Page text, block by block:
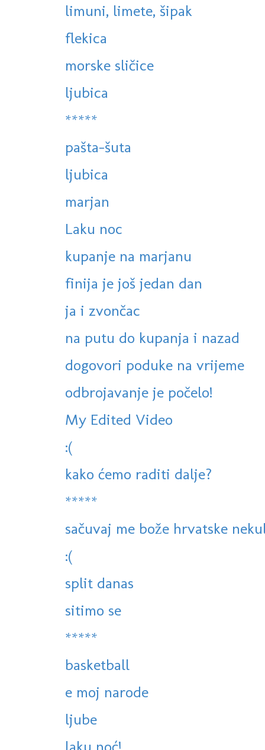
limuni, limete, šipak
flekica
morske sličice
ljubica
*****
pašta-šuta
ljubica
marjan
Laku noc
kupanje na marjanu
finija je još jedan dan
ja i zvončac
na putu do kupanja i nazad
dogovori poduke na vrijeme
odbrojavanje je počelo!
My Edited Video
:(
kako ćemo raditi dalje?
*****
sačuvaj me bože hrvatske
:(
split danas
sitimo se
*****
basketball
e moj narode
ljube